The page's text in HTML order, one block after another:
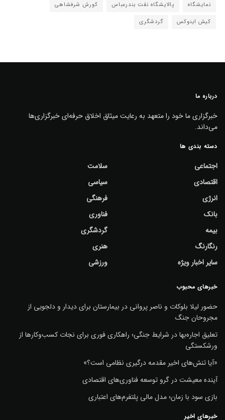
نمایشگاه
پالایشگاه نفت بندرعباس
کورش شرفشاهی
کیش اینوکس
گردشگری
درباره ما
خبرگزاری ما خود را متعهد به رعایت میثاق اخلاق حرفه‌ای خبرگزاری‌ها
می‌داند.
دسته بندی ها
اجتماعی
اقتصادی
انرژی
بانک
بیمه
رنگارنگ
سایر اخبار ویژه
سلامت
سیاسی
فرهنگی
فناوری
گردشگری
هنری
ورزشی
خبرهای محبوب
حضور لیلا بلوکات و ناصر پروانی در بیمارستان برای دیدار و دلجویی از
مجروحان جنگ
تعلیق اجاره‌بها در شرایط جنگی؛ راهکاری فوری برای نجات کسب‌وکارها از
ورشکستگی
«آیا تنش‌های اخیر مقدمه درگیری نظامی است؟»
آینده معیشت در گرو توسعه فناوری‌های اقتصادی
بازی سود با زمان؛ مدل مالی پلتفرم‌های اعتباری
خبرهای اخیر